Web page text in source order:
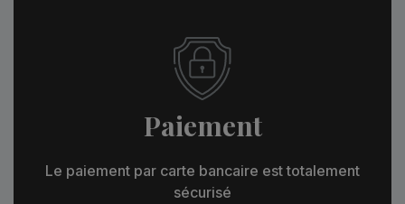
Paiement
Le paiement par carte bancaire est totalement
sécurisé